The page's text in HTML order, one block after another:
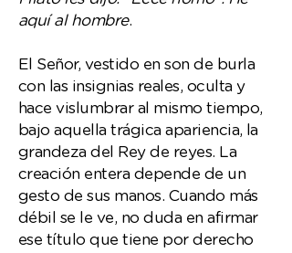
aquí al hombre.
El Señor, vestido en son de burla
con las insignias reales, oculta y
hace vislumbrar al mismo tiempo,
bajo aquella trágica apariencia, la
grandeza del Rey de reyes. La
creación entera depende de un
gesto de sus manos. Cuando más
débil se le ve, no duda en afirmar
ese título que tiene por derecho